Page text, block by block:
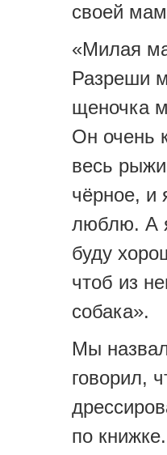
своей
«Милая
Разреши
щеночка
Он очень
весь
чёрное, и
люблю. А
буду
чтоб из
собака».
Мы
говорил,
по книжке.